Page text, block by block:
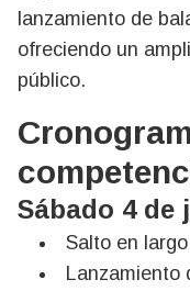
lanzamiento de
ofreciendo un
público.
Sábado 4 de
Salto en
Lanzamiento